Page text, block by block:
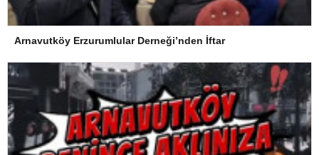
Arnavutköy Erzurumlular Derneği’nden İftar